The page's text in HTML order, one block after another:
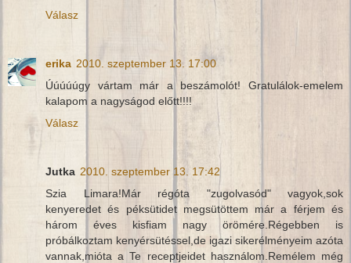
Válasz
erika 2010. szeptember 13. 17:00
Úúúúúgy vártam már a beszámolót! Gratulálok-emelem
kalapom a nagyságod előtt!!!!
Válasz
Jutka 2010. szeptember 13. 17:42
Szia Limara!Már régóta "zugolvasód" vagyok,sok
kenyeredet és péksütidet megsütöttem már a férjem és
három éves kisfiam nagy örömére.Régebben is
próbálkoztam kenyérsütéssel,de igazi sikerélményeim azóta
vannak,mióta a Te receptjeidet használom.Remélem még